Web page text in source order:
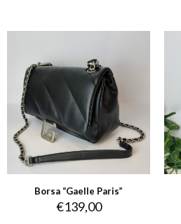
Borsa “Gaelle Paris”
€139,00